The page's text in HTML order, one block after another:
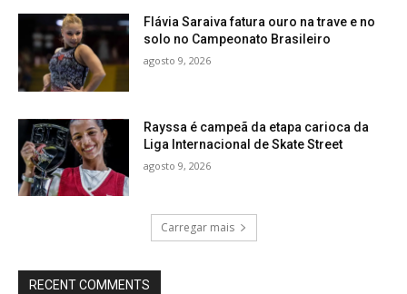
Flávia Saraiva fatura ouro na trave e no
solo no Campeonato Brasileiro
agosto 9, 2026
Rayssa é campeã da etapa carioca da
Liga Internacional de Skate Street
agosto 9, 2026
Carregar mais
RECENT COMMENTS